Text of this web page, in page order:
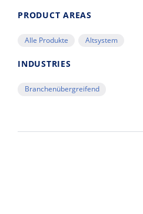
PRODUCT AREAS
Alle Produkte Altsystem
INDUSTRIES
Branchenübergreifend